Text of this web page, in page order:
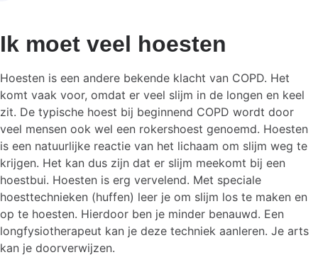
Ik moet veel hoesten
Hoesten is een andere bekende klacht van COPD. Het
komt vaak voor, omdat er veel slijm in de longen en keel
zit. De typische hoest bij beginnend COPD wordt door
veel mensen ook wel een rokershoest genoemd. Hoesten
is een natuurlijke reactie van het lichaam om slijm weg te
krijgen. Het kan dus zijn dat er slijm meekomt bij een
hoestbui. Hoesten is erg vervelend. Met speciale
hoesttechnieken (huffen) leer je om slijm los te maken en
op te hoesten. Hierdoor ben je minder benauwd. Een
longfysiotherapeut kan je deze techniek aanleren. Je arts
kan je doorverwijzen.